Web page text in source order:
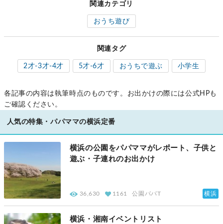
関連カテゴリ
おうち遊び
関連タグ
2才-3才-4才 5才-6才 おうちで遊ぶ 小学生
各記事の内容は執筆時点のものです。お出かけの際には公式HPも
ご確認ください。
人気の特集・パパママの横浜定番
横浜の公園をパパママがレポート、子供と
遊ぶ・子連れのお出かけ
36,630 1161 公園パパT 横浜
横浜・湘南イベントリスト